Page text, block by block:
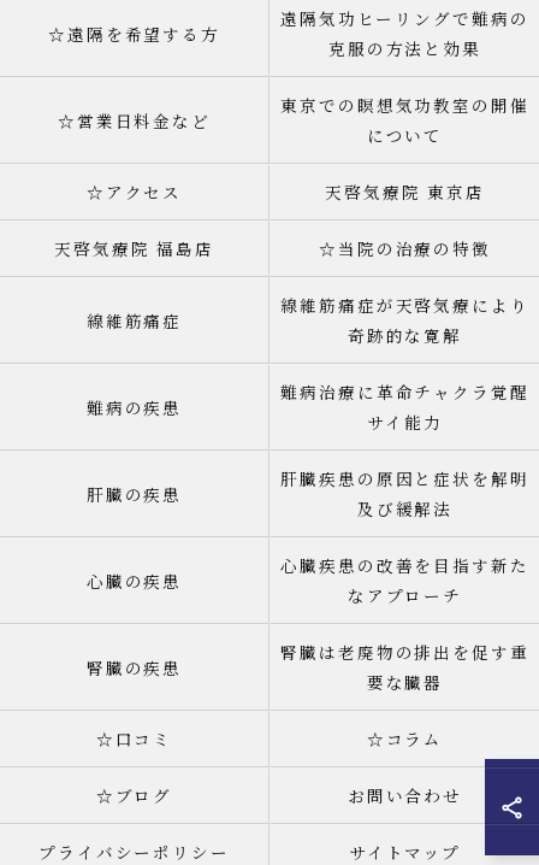
☆遠隔を希望する方
遠隔気功ヒーリングで難病の
克服の方法と効果
☆営業日料金など
東京での瞑想気功教室の開催
について
☆アクセス 天啓気療院 東京店
天啓気療院 福島店 ☆当院の治療の特徴
線維筋痛症
線維筋痛症が天啓気療により
奇跡的な寛解
難病の疾患
難病治療に革命チャクラ覚醒
サイ能力
肝臓の疾患
肝臓疾患の原因と症状を解明
及び緩解法
心臓の疾患
心臓疾患の改善を目指す新た
なアプローチ
腎臓の疾患
腎臓は老廃物の排出を促す重
要な臓器
☆口コミ ☆コラム
☆ブログ お問い合わせ
プライバシーポリシー サイトマップ